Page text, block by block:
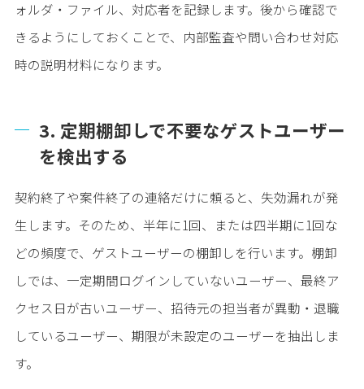
ォルダ・ファイル、対応者を記録します。後から確認で
きるようにしておくことで、内部監査や問い合わせ対応
時の説明材料になります。
3. 定期棚卸しで不要なゲストユーザー
を検出する
契約終了や案件終了の連絡だけに頼ると、失効漏れが発
生します。そのため、半年に1回、または四半期に1回な
どの頻度で、ゲストユーザーの棚卸しを行います。棚卸
しでは、一定期間ログインしていないユーザー、最終ア
クセス日が古いユーザー、招待元の担当者が異動・退職
しているユーザー、期限が未設定のユーザーを抽出しま
す。